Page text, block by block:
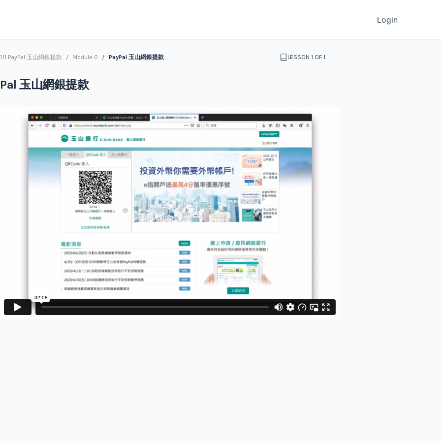
Login
PayPal 玉山網銀提款 Module 0 PayPal 玉山網銀提款 LESSON 1 OF 1
玉山網銀提款